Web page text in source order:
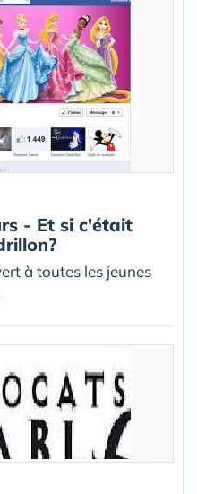
- Et si c'était
à toutes les jeunes